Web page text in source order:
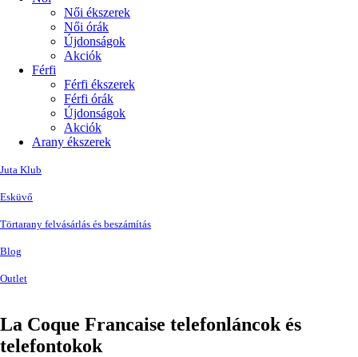
Női ékszerek
Női órák
Újdonságok
Akciók
Férfi
Férfi ékszerek
Férfi órák
Újdonságok
Akciók
Arany ékszerek
Juta Klub
Esküvő
Törtarany felvásárlás és beszámítás
Blog
Outlet
La Coque Francaise telefonláncok és
telefontokok